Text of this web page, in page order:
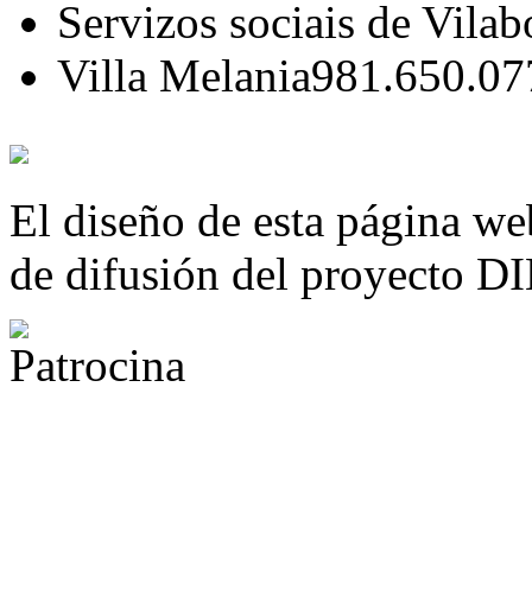
Servizos sociais de
Villa Melania
El diseño de esta página
de difusión del proyecto